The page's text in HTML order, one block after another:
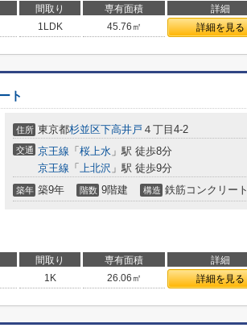
間取り 専有面積 詳細
1LDK 45.76㎡ 詳細を見る
ト
住所 東京都杉並区下高井戸 ４丁目4-2
交通 京王線 「 桜上水 」駅 徒歩8分
京王線 「 上北沢 」駅 徒歩9分
築年 築9年 階数 9階建 構造 鉄筋コンクリート
間取り 専有面積 詳細
1K 26.06㎡ 詳細を見る